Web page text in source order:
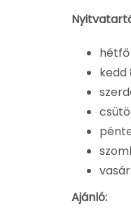
hétfő
kedd
Ajánló: